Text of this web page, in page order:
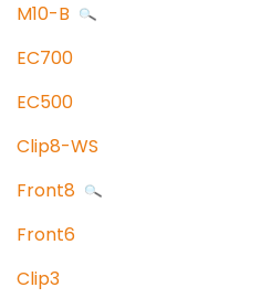
M10-B
EC700
EC500
Clip8-WS
Front8
Front6
Clip3